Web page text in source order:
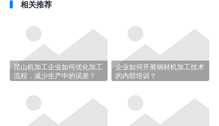
相关推荐
昆山机加工企业如何优化加工
流程，减少生产中的误差？
企业如何开展钢材机加工技术
的内部培训？